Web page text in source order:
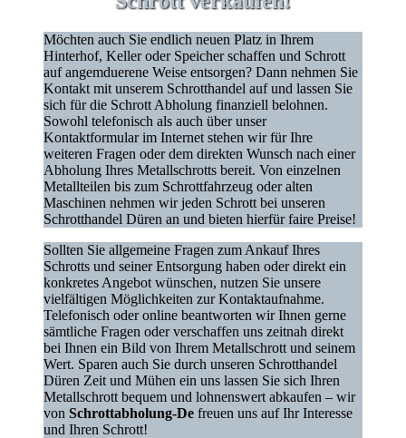
Möchten auch Sie endlich neuen Platz in Ihrem
Hinterhof, Keller oder Speicher schaffen und Schrott
auf angemduerene Weise entsorgen? Dann nehmen Sie
Kontakt mit unserem Schrotthandel auf und lassen Sie
sich für die Schrott Abholung finanziell belohnen.
Sowohl telefonisch als auch über unser
Kontaktformular im Internet stehen wir für Ihre
weiteren Fragen oder dem direkten Wunsch nach einer
Abholung Ihres Metallschrotts bereit. Von einzelnen
Metallteilen bis zum Schrottfahrzeug oder alten
Maschinen nehmen wir jeden Schrott bei unseren
Schrotthandel Düren an und bieten hierfür faire Preise!
Sollten Sie allgemeine Fragen zum Ankauf Ihres
Schrotts und seiner Entsorgung haben oder direkt ein
konkretes Angebot wünschen, nutzen Sie unsere
vielfältigen Möglichkeiten zur Kontaktaufnahme.
Telefonisch oder online beantworten wir Ihnen gerne
sämtliche Fragen oder verschaffen uns zeitnah direkt
bei Ihnen ein Bild von Ihrem Metallschrott und seinem
Wert. Sparen auch Sie durch unseren Schrotthandel
Düren Zeit und Mühen ein uns lassen Sie sich Ihren
Metallschrott bequem und lohnenswert abkaufen – wir
von Schrottabholung-De freuen uns auf Ihr Interesse
und Ihren Schrott!